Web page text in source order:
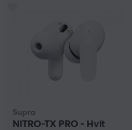
Supra
NiTRO-TX PRO - Hvit